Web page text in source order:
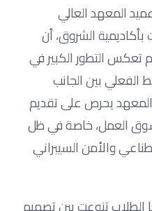
المعهد العالي
الشروق، أن
تعكس التطور الكبير في
الفعلي بين الجانب
المعهد يحرص على تقديم
سوق العمل، خاصة في ظل
والأمن السيبراني
تنوعت بين تصميم